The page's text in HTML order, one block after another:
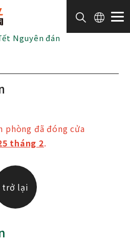
Nguyên đán
phòng đã đóng cửa
tháng 2.
trở lại